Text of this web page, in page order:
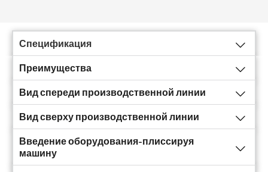
Спецификация
Преимущества
Вид спереди производственной линии
Вид сверху производственной линии
Введение оборудования-плиссируя
машину